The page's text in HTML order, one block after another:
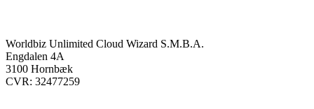
Worldbiz Unlimited Cloud Wizard S.M.B.A.
Engdalen 4A
3100 Hornbæk
CVR: 32477259